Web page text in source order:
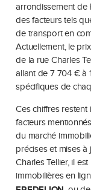
arrondissement de
des facteurs tels
de transport en
Actuellement, le
de la rue Charles
allant de 7 704 € à
spécifiques de
Ces chiffres
facteurs
du marché
précises et mises
Charles Tellier, il
immobilières en